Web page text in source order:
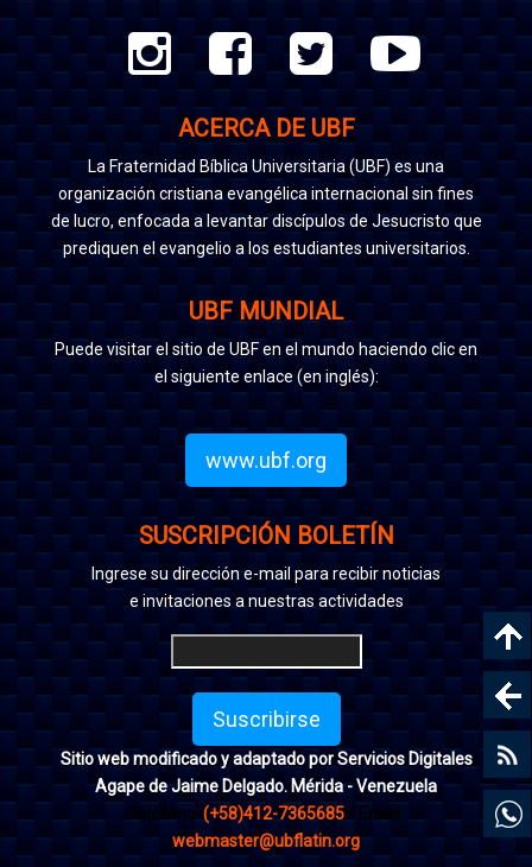
ACERCA DE UBF
La Fraternidad Bíblica Universitaria (UBF) es una
organización cristiana evangélica internacional sin fines
de lucro, enfocada a levantar discípulos de Jesucristo que
prediquen el evangelio a los estudiantes universitarios.
UBF MUNDIAL
Puede visitar el sitio de UBF en el mundo haciendo clic en
el siguiente enlace (en inglés):
www.ubf.org
SUSCRIPCIÓN BOLETÍN
Ingrese su dirección e-mail para recibir noticias
e invitaciones a nuestras actividades
Suscribirse
Sitio web modificado y adaptado por Servicios Digitales
Agape de Jaime Delgado. Mérida - Venezuela
Teléfono: (+58)412-7365685 / Email:
webmaster@ubflatin.org